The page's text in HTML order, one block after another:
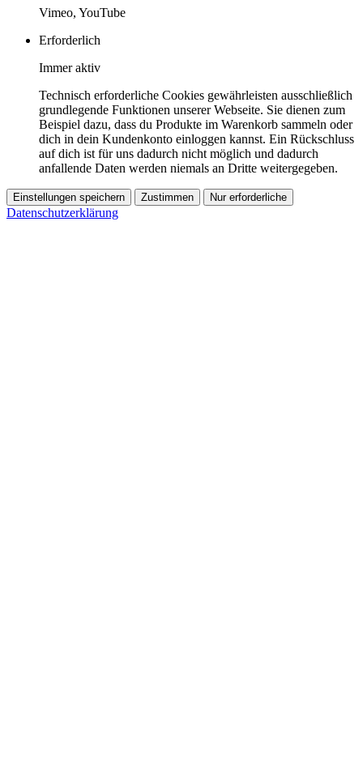
Vimeo, YouTube
Erforderlich
Immer aktiv
Technisch erforderliche Cookies gewährleisten ausschließlich
grundlegende Funktionen unserer Webseite. Sie dienen zum
Beispiel dazu, dass du Produkte im Warenkorb sammeln oder
dich in dein Kundenkonto einloggen kannst. Ein Rückschluss
auf dich ist für uns dadurch nicht möglich und dadurch
anfallende Daten werden niemals an Dritte weitergegeben.
Einstellungen speichern Zustimmen Nur erforderliche
Datenschutzerklärung